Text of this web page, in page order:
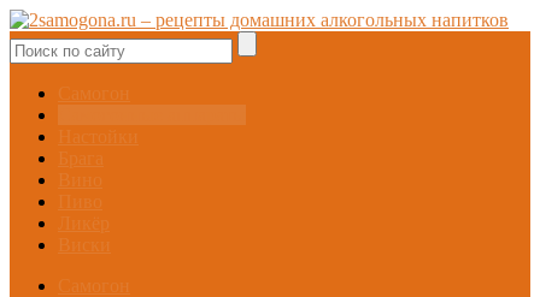
Самогон
Настойки
Брага
Вино
Пиво
Ликёр
Виски
Самогон